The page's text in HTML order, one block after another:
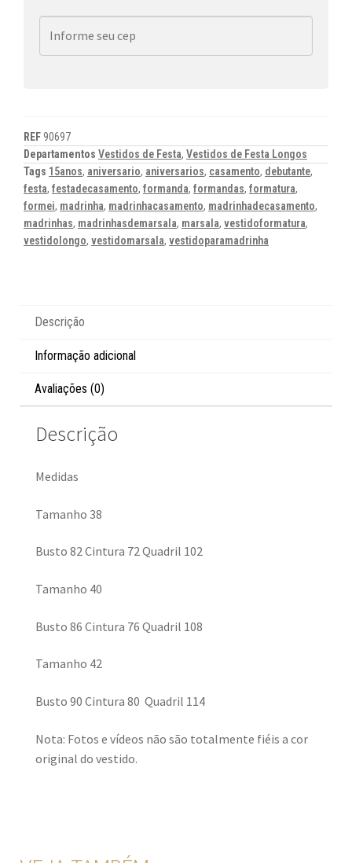
REF90697
Departamentos Vestidos de Festa, Vestidos de Festa Longos
Tags 15anos, aniversario, aniversarios, casamento, debutante,
festa, festadecasamento, formanda, formandas, formatura,
formei, madrinha, madrinhacasamento, madrinhadecasamento,
madrinhas, madrinhasdemarsala, marsala, vestidoformatura,
vestidolongo, vestidomarsala, vestidoparamadrinha
Descrição
Informação adicional
Avaliações (0)
Descrição
Medidas
Tamanho 38
Busto 82 Cintura 72 Quadril 102
Tamanho 40
Busto 86 Cintura 76 Quadril 108
Tamanho 42
Busto 90 Cintura 80 Quadril 114
Nota: Fotos e vídeos não são totalmente fiéis a cor
original do vestido.